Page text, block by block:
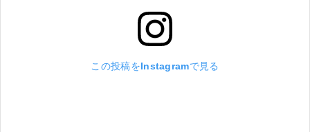
この投稿をInstagramで見る